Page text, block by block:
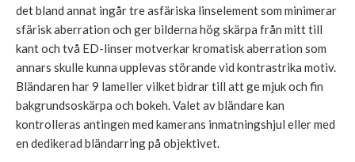
det bland annat ingår tre asfäriska linselement som minimerar
sfärisk aberration och ger bilderna hög skärpa från mitt till
kant och två ED-linser motverkar kromatisk aberration som
annars skulle kunna upplevas störande vid kontrastrika motiv.
Bländaren har 9 lameller vilket bidrar till att ge mjuk och fin
bakgrundsoskärpa och bokeh. Valet av bländare kan
kontrolleras antingen med kamerans inmatningshjul eller med
en dedikerad bländarring på objektivet.